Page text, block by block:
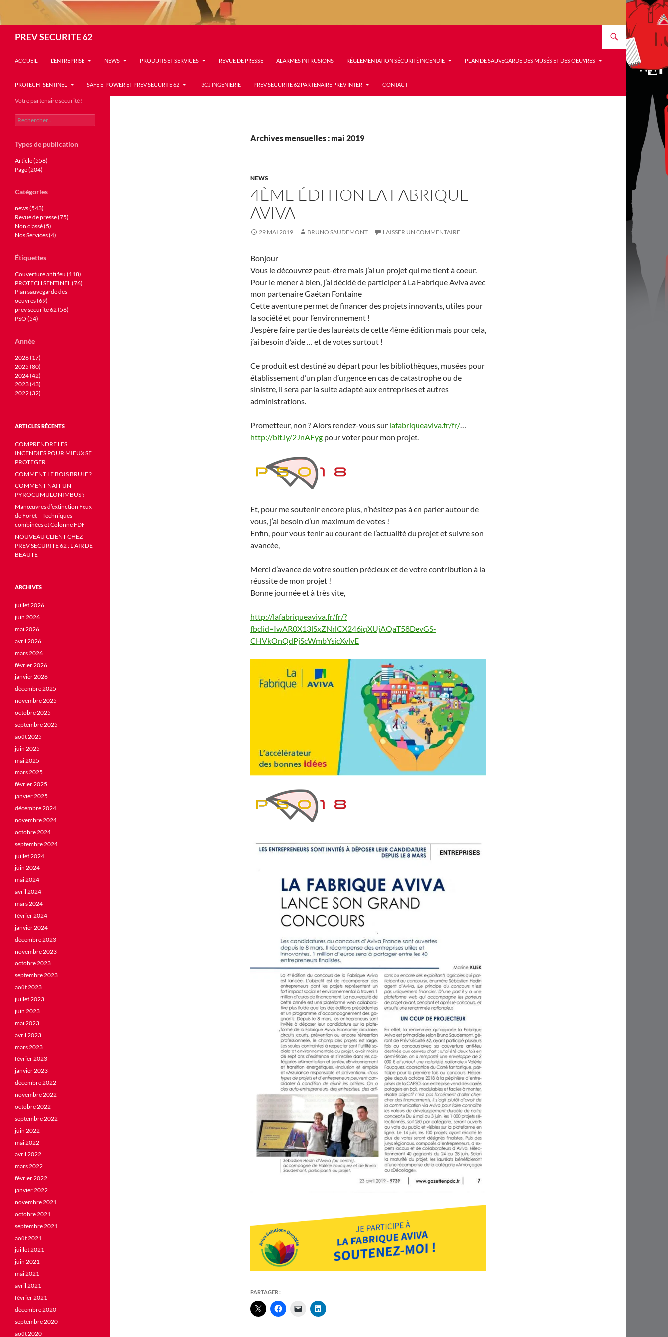
PREV SECURITE 62
ACCUEIL L’ENTREPRISE NEWS PRODUITS ET SERVICES REVUE DE PRESSE ALARMES INTRUSIONS RÉGLEMENTATION SÉCURITÉ INCENDIE PLAN DE SAUVEGARDE DES MUSÉS ET DES OEUVRES
PROTECH -SENTINEL SAFE E-POWER ET PREV SECURITE 62 3CJ INGENIERIE PREV SECURITE 62 PARTENAIRE PREV INTER CONTACT
Archives mensuelles : mai 2019
NEWS
4ÈME ÉDITION LA FABRIQUE
AVIVA
29 MAI 2019 BRUNO SAUDEMONT LAISSER UN COMMENTAIRE
Bonjour
Vous le découvrez peut-être mais j’ai un projet qui me tient à coeur.
Pour le mener à bien, j’ai décidé de participer à La Fabrique Aviva avec
mon partenaire Gaétan Fontaine
Cette aventure permet de financer des projets innovants, utiles pour
la société et pour l’environnement !
J’espère faire partie des lauréats de cette 4ème édition mais pour cela,
j’ai besoin d’aide … et de votes surtout !
Ce produit est destiné au départ pour les bibliothèques, musées pour
établissement d’un plan d’urgence en cas de catastrophe ou de
sinistre, il sera par la suite adapté aux entreprises et autres
administrations.
Prometteur, non ? Alors rendez-vous sur lafabriqueaviva.fr/fr/…
http://bit.ly/2JnAFyg pour voter pour mon projet.
Et, pour me soutenir encore plus, n’hésitez pas à en parler autour de
vous, j’ai besoin d’un maximum de votes !
Enfin, pour vous tenir au courant de l’actualité du projet et suivre son
avancée,
Merci d’avance de votre soutien précieux et de votre contribution à la
réussite de mon projet !
Bonne journée et à très vite,
http://lafabriqueaviva.fr/fr/?
fbclid=IwAR0X13lSxZNrlCX246iqXUjAQaT58DevGS-
CHVkOnQdPjScWmbYsicXvlvE
PARTAGER :
Votre partenaire sécurité !
Rechercher :
Types de publication
Article (558)
Page (204)
Catégories
news (543)
Revue de presse (75)
Non classé (5)
Nos Services (4)
Étiquettes
Couverture anti feu (118)
PROTECH SENTINEL (76)
Plan sauvegarde des
oeuvres (69)
prev securite 62 (56)
PSO (54)
Année
2026 (17)
2025 (80)
2024 (42)
2023 (43)
2022 (32)
ARTICLES RÉCENTS
COMPRENDRE LES
INCENDIES POUR MIEUX SE
PROTEGER
COMMENT LE BOIS BRULE ?
COMMENT NAIT UN
PYROCUMULONIMBUS ?
Manœuvres d’extinction Feux
de Forêt – Techniques
combinées et Colonne FDF
NOUVEAU CLIENT CHEZ
PREV SECURITE 62 : L AIR DE
BEAUTE
ARCHIVES
juillet 2026
juin 2026
mai 2026
avril 2026
mars 2026
février 2026
janvier 2026
décembre 2025
novembre 2025
octobre 2025
septembre 2025
août 2025
juin 2025
mai 2025
mars 2025
février 2025
janvier 2025
décembre 2024
novembre 2024
octobre 2024
septembre 2024
juillet 2024
juin 2024
mai 2024
avril 2024
mars 2024
février 2024
janvier 2024
décembre 2023
novembre 2023
octobre 2023
septembre 2023
août 2023
juillet 2023
juin 2023
mai 2023
avril 2023
mars 2023
février 2023
janvier 2023
décembre 2022
novembre 2022
octobre 2022
septembre 2022
juin 2022
mai 2022
avril 2022
mars 2022
février 2022
janvier 2022
novembre 2021
octobre 2021
septembre 2021
août 2021
juillet 2021
juin 2021
mai 2021
avril 2021
février 2021
décembre 2020
septembre 2020
août 2020